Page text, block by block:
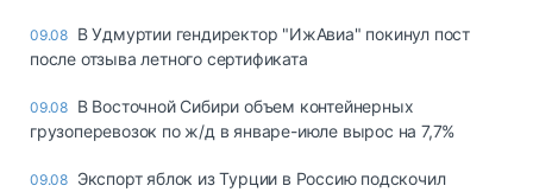
09.08 В Удмуртии гендиректор "ИжАвиа" покинул пост
после отзыва летного сертификата
09.08 В Восточной Сибири объем контейнерных
грузоперевозок по ж/д в январе-июле вырос на 7,7%
09.08 Экспорт яблок из Турции в Россию подскочил